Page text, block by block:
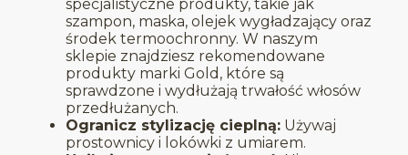
specjalistyczne produkty, takie jak
szampon, maska, olejek wygładzający oraz
środek termoochronny. W naszym
sklepie znajdziesz rekomendowane
produkty marki Gold, które są
sprawdzone i wydłużają trwałość włosów
przedłużanych.
Ogranicz stylizację cieplną: Używaj
prostownicy i lokówki z umiarem.